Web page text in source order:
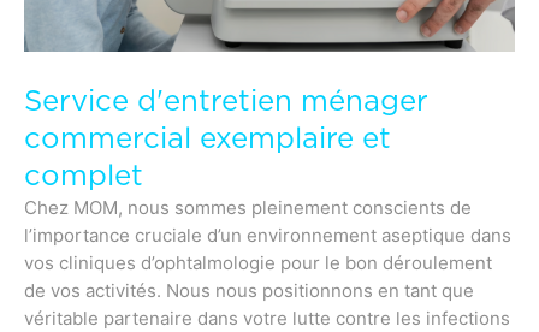
Service d'entretien ménager
commercial exemplaire et
complet
Chez MOM, nous sommes pleinement conscients de
l’importance cruciale d’un environnement aseptique dans
vos cliniques d’ophtalmologie pour le bon déroulement
de vos activités. Nous nous positionnons en tant que
véritable partenaire dans votre lutte contre les infections